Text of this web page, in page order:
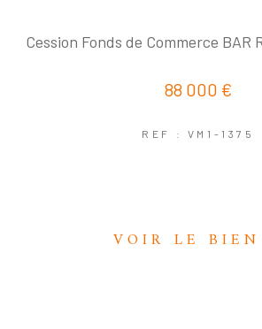
Cession Fonds de Commerce BAR
88 000 €
REF : VM1-1375
VOIR LE BIEN